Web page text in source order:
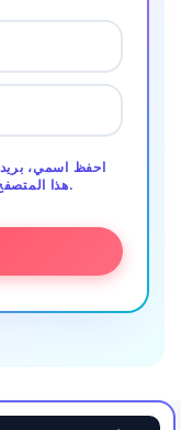
احفظ اسمي،
هذا المتصفح لاستخدامها المرة المقبلة في تعليقي.